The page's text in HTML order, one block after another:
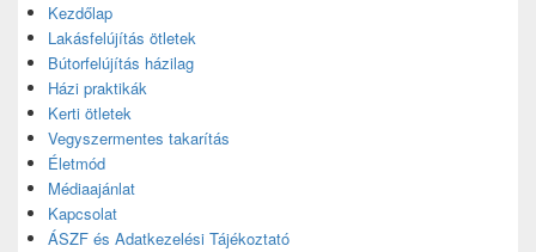
Kezdőlap
Lakásfelújítás ötletek
Bútorfelújítás házilag
Házi praktikák
Kerti ötletek
Vegyszermentes takarítás
Életmód
Médiaajánlat
Kapcsolat
ÁSZF és Adatkezelési Tájékoztató